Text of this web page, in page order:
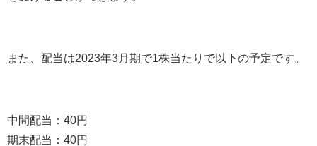
また、配当は2023年3月期で1株当たりで以下の予定です。
中間配当：40円
期末配当：40円